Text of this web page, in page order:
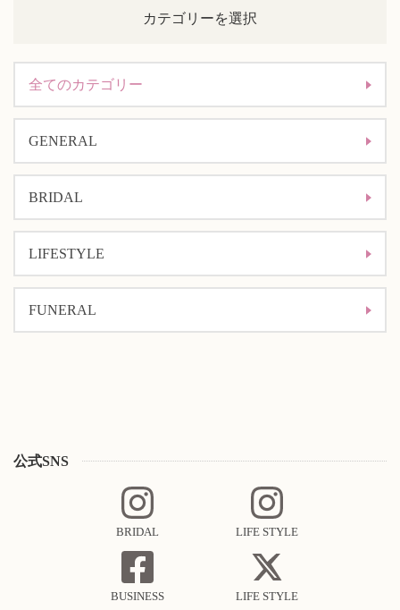
カテゴリーを選択
全てのカテゴリー
GENERAL
BRIDAL
LIFESTYLE
FUNERAL
公式SNS
BRIDAL LIFE STYLE
BUSINESS LIFE STYLE